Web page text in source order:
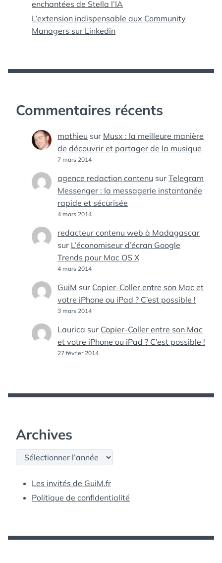
enchantées de Stella l’IA
L’extension indispensable aux Community
Managers sur Linkedin
Commentaires récents
mathieu sur Musx : la meilleure manière
de découvrir et partager de la musique
7 mars 2014
agence redaction contenu sur Telegram
Messenger : la messagerie instantanée
rapide et sécurisée
4 mars 2014
redacteur contenu web à Madagascar
sur L’économiseur d’écran Google
Trends pour Mac OS X
4 mars 2014
GuiM sur Copier-Coller entre son Mac et
votre iPhone ou iPad ? C’est possible !
3 mars 2014
Laurica sur Copier-Coller entre son Mac
et votre iPhone ou iPad ? C’est possible !
27 février 2014
Archives
Archives
Les invités de GuiM.fr
Politique de confidentialité